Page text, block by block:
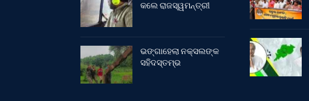
କଲେ ରାଜସ୍ୱମନ୍ତ୍ରୀ
ଭଙ୍ଗାହେଲା ନକ୍ସଲଙ୍କ
ସହିଦସ୍ତମ୍ଭ